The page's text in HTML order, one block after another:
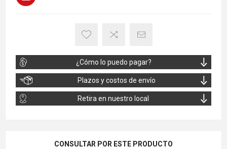
¿Cómo lo puedo pagar?
Plazos y costos de envío
Retira en nuestro local
CONSULTAR POR ESTE PRODUCTO